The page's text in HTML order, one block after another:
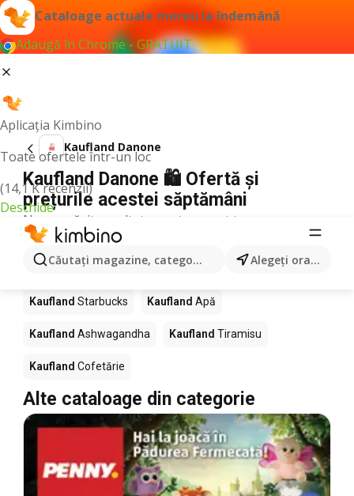
Cataloage actuale mereu la îndemână
Adaugă în Chrome - GRATUIT
Aplicația Kimbino
Toate ofertele într-un loc
(14,1 K recenzii)
Deschide
Căutaţi magazine, categorii, produse... Alegeţi oraşul
Kaufland Danone
Kaufland Danone 🛍️ Ofertă și
prețurile acestei săptămâni
Nu am găsit rezultate pentru acest termen.
Alte produse în magazine Kaufland
Kaufland Pizza Kaufland Mango KauflandLEGO
Kaufland Starbucks Kaufland Apă
Kaufland Ashwagandha Kaufland Tiramisu
Kaufland Cofetărie
Alte cataloage din categorie